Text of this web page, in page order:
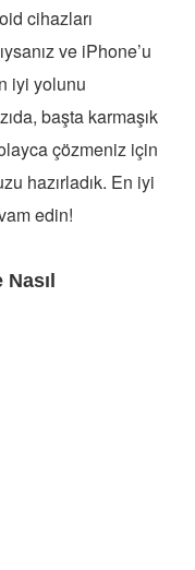
cihazları
ve iPhone’u
iyi yolunu
başta karmaşık
çözmeniz için
hazırladık. En iyi
edin!